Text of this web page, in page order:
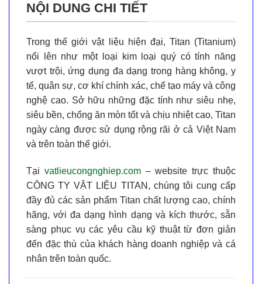
NỘI DUNG CHI TIẾT
Trong thế giới vật liệu hiện đại, Titan (Titanium)
nổi lên như một loại kim loại quý có tính năng
vượt trội, ứng dụng đa dạng trong hàng không, y
tế, quân sự, cơ khí chính xác, chế tạo máy và công
nghệ cao. Sở hữu những đặc tính nhưsiêu nhẹ,
siêu bền, chống ăn mòn tốt và chịu nhiệt cao, Titan
ngày càng được sử dụng rộng rãi ở cả Việt Nam
và trên toàn thế giới.
Tại vatlieucongnghiep.com– website trực thuộc
CÔNG TY VẬT LIỆU TITAN , chúng tôi cung cấp
đầy đủ các sản phẩm Titan chất lượng cao, chính
hãng, với đa dạng hình dạng và kích thước, sẵn
sàng phục vụ các yêu cầu kỹ thuật từ đơn giản
đến đặc thù của khách hàng doanh nghiệp và cá
nhân trên toàn quốc.